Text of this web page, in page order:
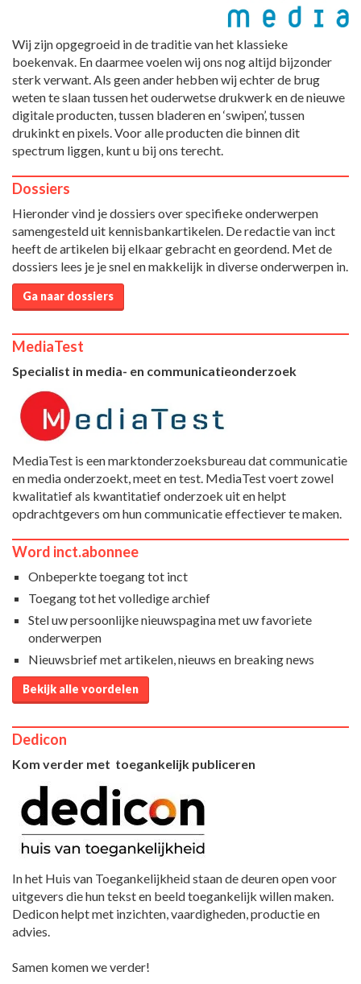
Wij zijn opgegroeid in de traditie van het klassieke
boekenvak. En daarmee voelen wij ons nog altijd bijzonder
sterk verwant. Als geen ander hebben wij echter de brug
weten te slaan tussen het ouderwetse drukwerk en de nieuwe
digitale producten, tussen bladeren en ‘swipen’, tussen
drukinkt en pixels. Voor alle producten die binnen dit
spectrum liggen, kunt u bij ons terecht.
Dossiers
Hieronder vind je dossiers over specifieke onderwerpen
samengesteld uit kennisbankartikelen. De redactie van inct
heeft de artikelen bij elkaar gebracht en geordend. Met de
dossiers lees je je snel en makkelijk in diverse onderwerpen in.
Ga naar dossiers
MediaTest
Specialist in media- en communicatieonderzoek
MediaTest is een marktonderzoeksbureau dat communicatie
en media onderzoekt, meet en test. MediaTest voert zowel
kwalitatief als kwantitatief onderzoek uit en helpt
opdrachtgevers om hun communicatie effectiever te maken.
Word inct.abonnee
Onbeperkte toegang tot inct
Toegang tot het volledige archief
Stel uw persoonlijke nieuwspagina met uw favoriete
onderwerpen
Nieuwsbrief met artikelen, nieuws en breaking news
Bekijk alle voordelen
Dedicon
Kom verder met toegankelijk publiceren
In het Huis van Toegankelijkheid staan de deuren open voor
uitgevers die hun tekst en beeld toegankelijk willen maken.
Dedicon helpt met inzichten, vaardigheden, productie en
advies.
Samen komen we verder!